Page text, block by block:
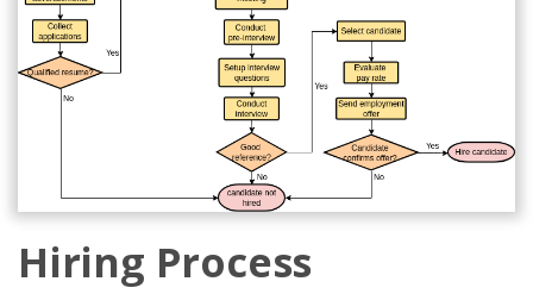
Hiring Process